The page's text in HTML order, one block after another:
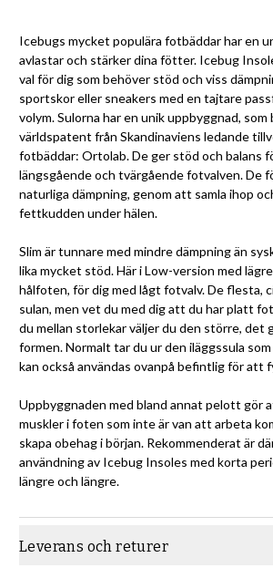
Icebugs mycket populära fotbäddar har en
avlastar och stärker dina fötter. Icebug
val för dig som behöver stöd och viss
sportskor eller sneakers med en tajtare
volym. Sulorna har en unik uppbyggnad,
världspatent från Skandinaviens ledande
fotbäddar: Ortolab. De ger stöd och balans
längsgående och tvärgående fotvalven. De
naturliga dämpning, genom att samla ihop
fettkudden under hälen.
Slim är tunnare med mindre dämpning än
lika mycket stöd. Här i Low-version med
hålfoten, för dig med lågt fotvalv. De flesta,
sulan, men vet du med dig att du har platt
du mellan storlekar väljer du den större, det
formen. Normalt tar du ur den iläggssula
kan också användas ovanpå befintlig för att
Uppbyggnaden med bland annat pelott gör
muskler i foten som inte är van att arbeta
skapa obehag i början. Rekommenderat är
användning av Icebug Insoles med korta
längre och längre.
Leverans och returer